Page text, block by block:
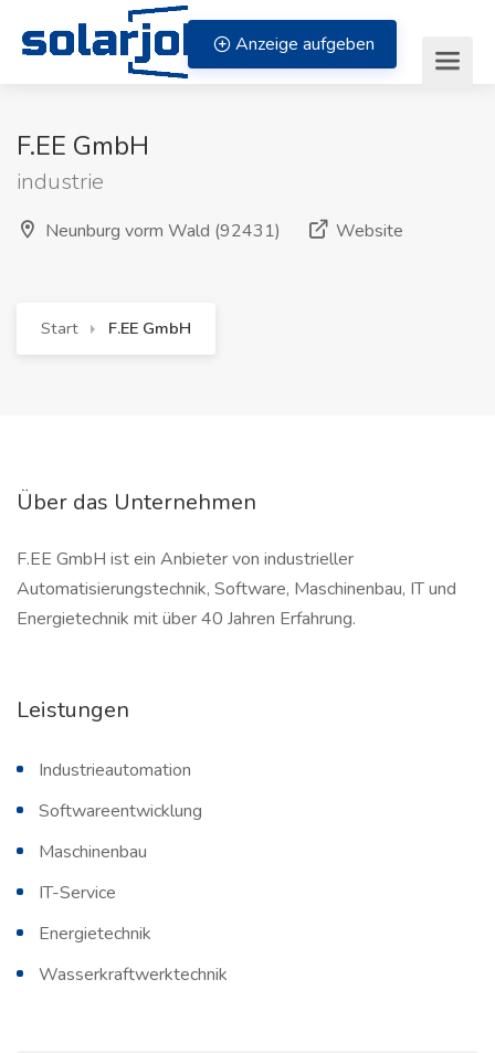
Zum Inhalt springen
Anzeige aufgeben
F.EE GmbH
industrie
Neunburg vorm Wald (92431) Website
Start F.EE GmbH
Über das Unternehmen
F.EE GmbH ist ein Anbieter von industrieller
Automatisierungstechnik, Software, Maschinenbau, IT und
Energietechnik mit über 40 Jahren Erfahrung.
Leistungen
Industrieautomation
Softwareentwicklung
Maschinenbau
IT-Service
Energietechnik
Wasserkraftwerktechnik